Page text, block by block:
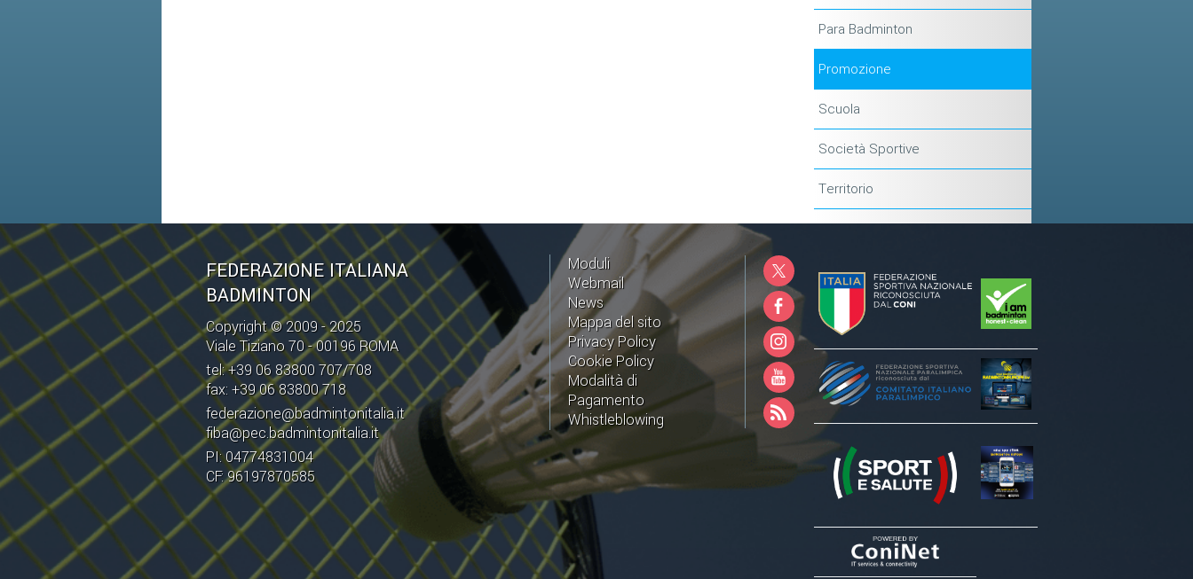
Para Badminton
Promozione
Scuola
Società Sportive
Territorio
FEDERAZIONE ITALIANA
BADMINTON
Copyright © 2009 - 2025
Viale Tiziano 70 - 00196 ROMA
tel: +39 06 83800 707/708
fax: +39 06 83800 718
federazione@badmintonitalia.it
fiba@pec.badmintonitalia.it
PI: 04774831004
CF: 96197870585
Moduli
Webmail
News
Mappa del sito
Privacy Policy
Cookie Policy
Modalità di
Pagamento
Whistleblowing